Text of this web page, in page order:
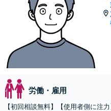
労働・雇用
【初回相談無料】【使用者側に注